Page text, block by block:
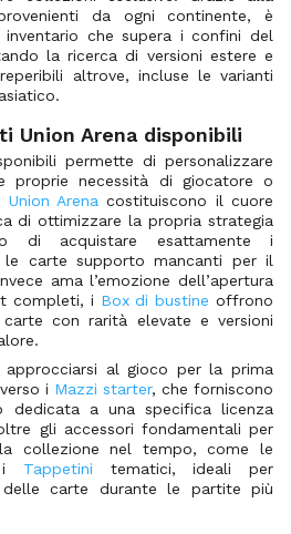
da ogni continente, è
che supera i confini del
la ricerca di versioni estere e
altrove, incluse le varianti
Union Arena disponibili
permette di personalizzare
proprie necessità di giocatore o
Union Arena costituiscono il cuore
di ottimizzare la propria strategia
di acquistare esattamente i
le carte supporto mancanti per il
ama l’emozione dell’apertura
completi, i Box di bustine offrono
con rarità elevate e versioni
al gioco per la prima
i Mazzi starter, che forniscono
dedicata a una specifica licenza
gli accessori fondamentali per
collezione nel tempo, come le
i Tappetini tematici, ideali per
carte durante le partite più